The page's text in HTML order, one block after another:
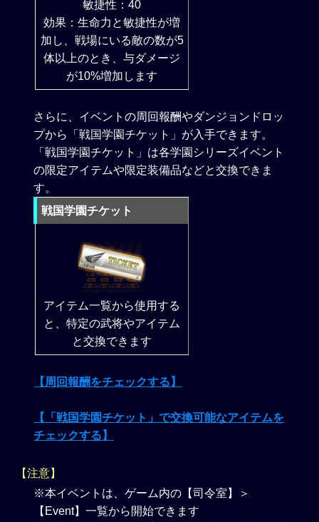
敏捷性：40
効果：生命力と敏捷性が増
加し、戦場にいる敵の数が5
体以上のとき、与ダメージ
が10%増加します
さらに、イベントの周回報酬やダンジョンドロッ
プから「戦国学園チケット」が入手できます。
「戦国学園チケット」は各学園シリーズイベント
の限定アイテムや限定装備品などと交換できま
す。
戦国学園チケット
アイテム一覧から使用する
と、特定の武将やアイテム
と交換できます
【周回報酬をチェックする】
【「戦国学園チケット」で交換可能なアイテムを
チェックする】
【注意】
※本イベントは、ゲーム内の【司令室】＞
【Event】一覧から開始できます